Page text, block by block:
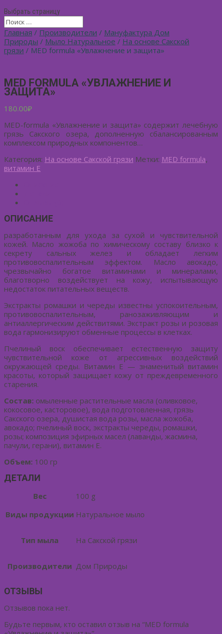
Выбрать страницу
Главная / Производители / Мануфактура Дом
Природы / Мыло Натуральное / На основе Сакской
грязи / MED formula «Увлажнение и защита»
MED FORMULA «УВЛАЖНЕНИЕ И
ЗАЩИТА»
180.00₽
MED-formula «Увлажнение и защита» содержит лечебную
грязь Сакского озера, дополненную сбалансированным
комплексом природных компонентов…
Категория: На основе Сакской грязи Метки: MED formula,
витамин Е
ОПИСАНИЕ
разработанным для ухода за сухой и чувствительной
кожей. Масло жожоба по химическому составу близко к
секрету сальных желез и обладает легким
противовоспалительным эффектом. Масло авокадо,
чрезвычайно богатое витаминами и минералами,
благотворно воздействует на кожу, испытывающую
недостаток питательных веществ.
Экстракты ромашки и череды известны успокоительным,
противовоспалительным, ранозаживляющим и
антиаллергическим действитями. Экстракт розы и розовая
вода гармонизируют обменные процессы в клетках.
Пчелиный воск обеспечивает естественную защиту
чувствительной коже от агрессивных воздействий
окружающей среды. Витамин Е — знаменитый витамин
красоты, который защищает кожу от преждевременного
старения.
Состав: омыленные растительные масла (оливковое,
кокосовое, касторовое), вода подготовленная, грязь
Сакского озера, душистая вода розы, масла жожоба,
авокадо; пчелиный воск, экстракты череды, ромашки,
розы; композиция эфирных масел (лаванды, жасмина,
пачули, герани), витамин Е.
Объем: 100 гр
ДЕТАЛИ
Вес
100 g
Виды продукции Натуральное мыло
Тип мыла На Сакской грязи
Производители Дом Природы
ОТЗЫВЫ
Отзывов пока нет.
Будьте первым, кто оставил отзыв на “MED formula